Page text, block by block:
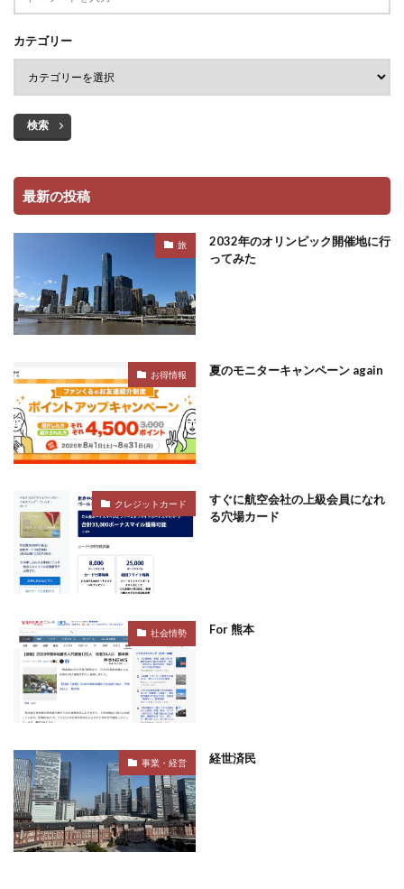
カテゴリー
検索
最新の投稿
旅
2032年のオリンピック開催地に行
ってみた
お得情報 夏のモニターキャンペーン again
クレジットカード
すぐに航空会社の上級会員になれ
る穴場カード
社会情勢 For 熊本
事業・経営 経世済民